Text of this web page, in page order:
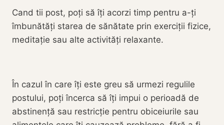
Cand tii post, poți să îți acorzi timp pentru a-ți
îmbunătăți starea de sănătate prin exerciții fizice,
meditație sau alte activități relaxante.
În cazul în care îți este greu să urmezi regulile
postului, poți încerca să îți impui o perioadă de
abstinență sau restricție pentru obiceiurile sau